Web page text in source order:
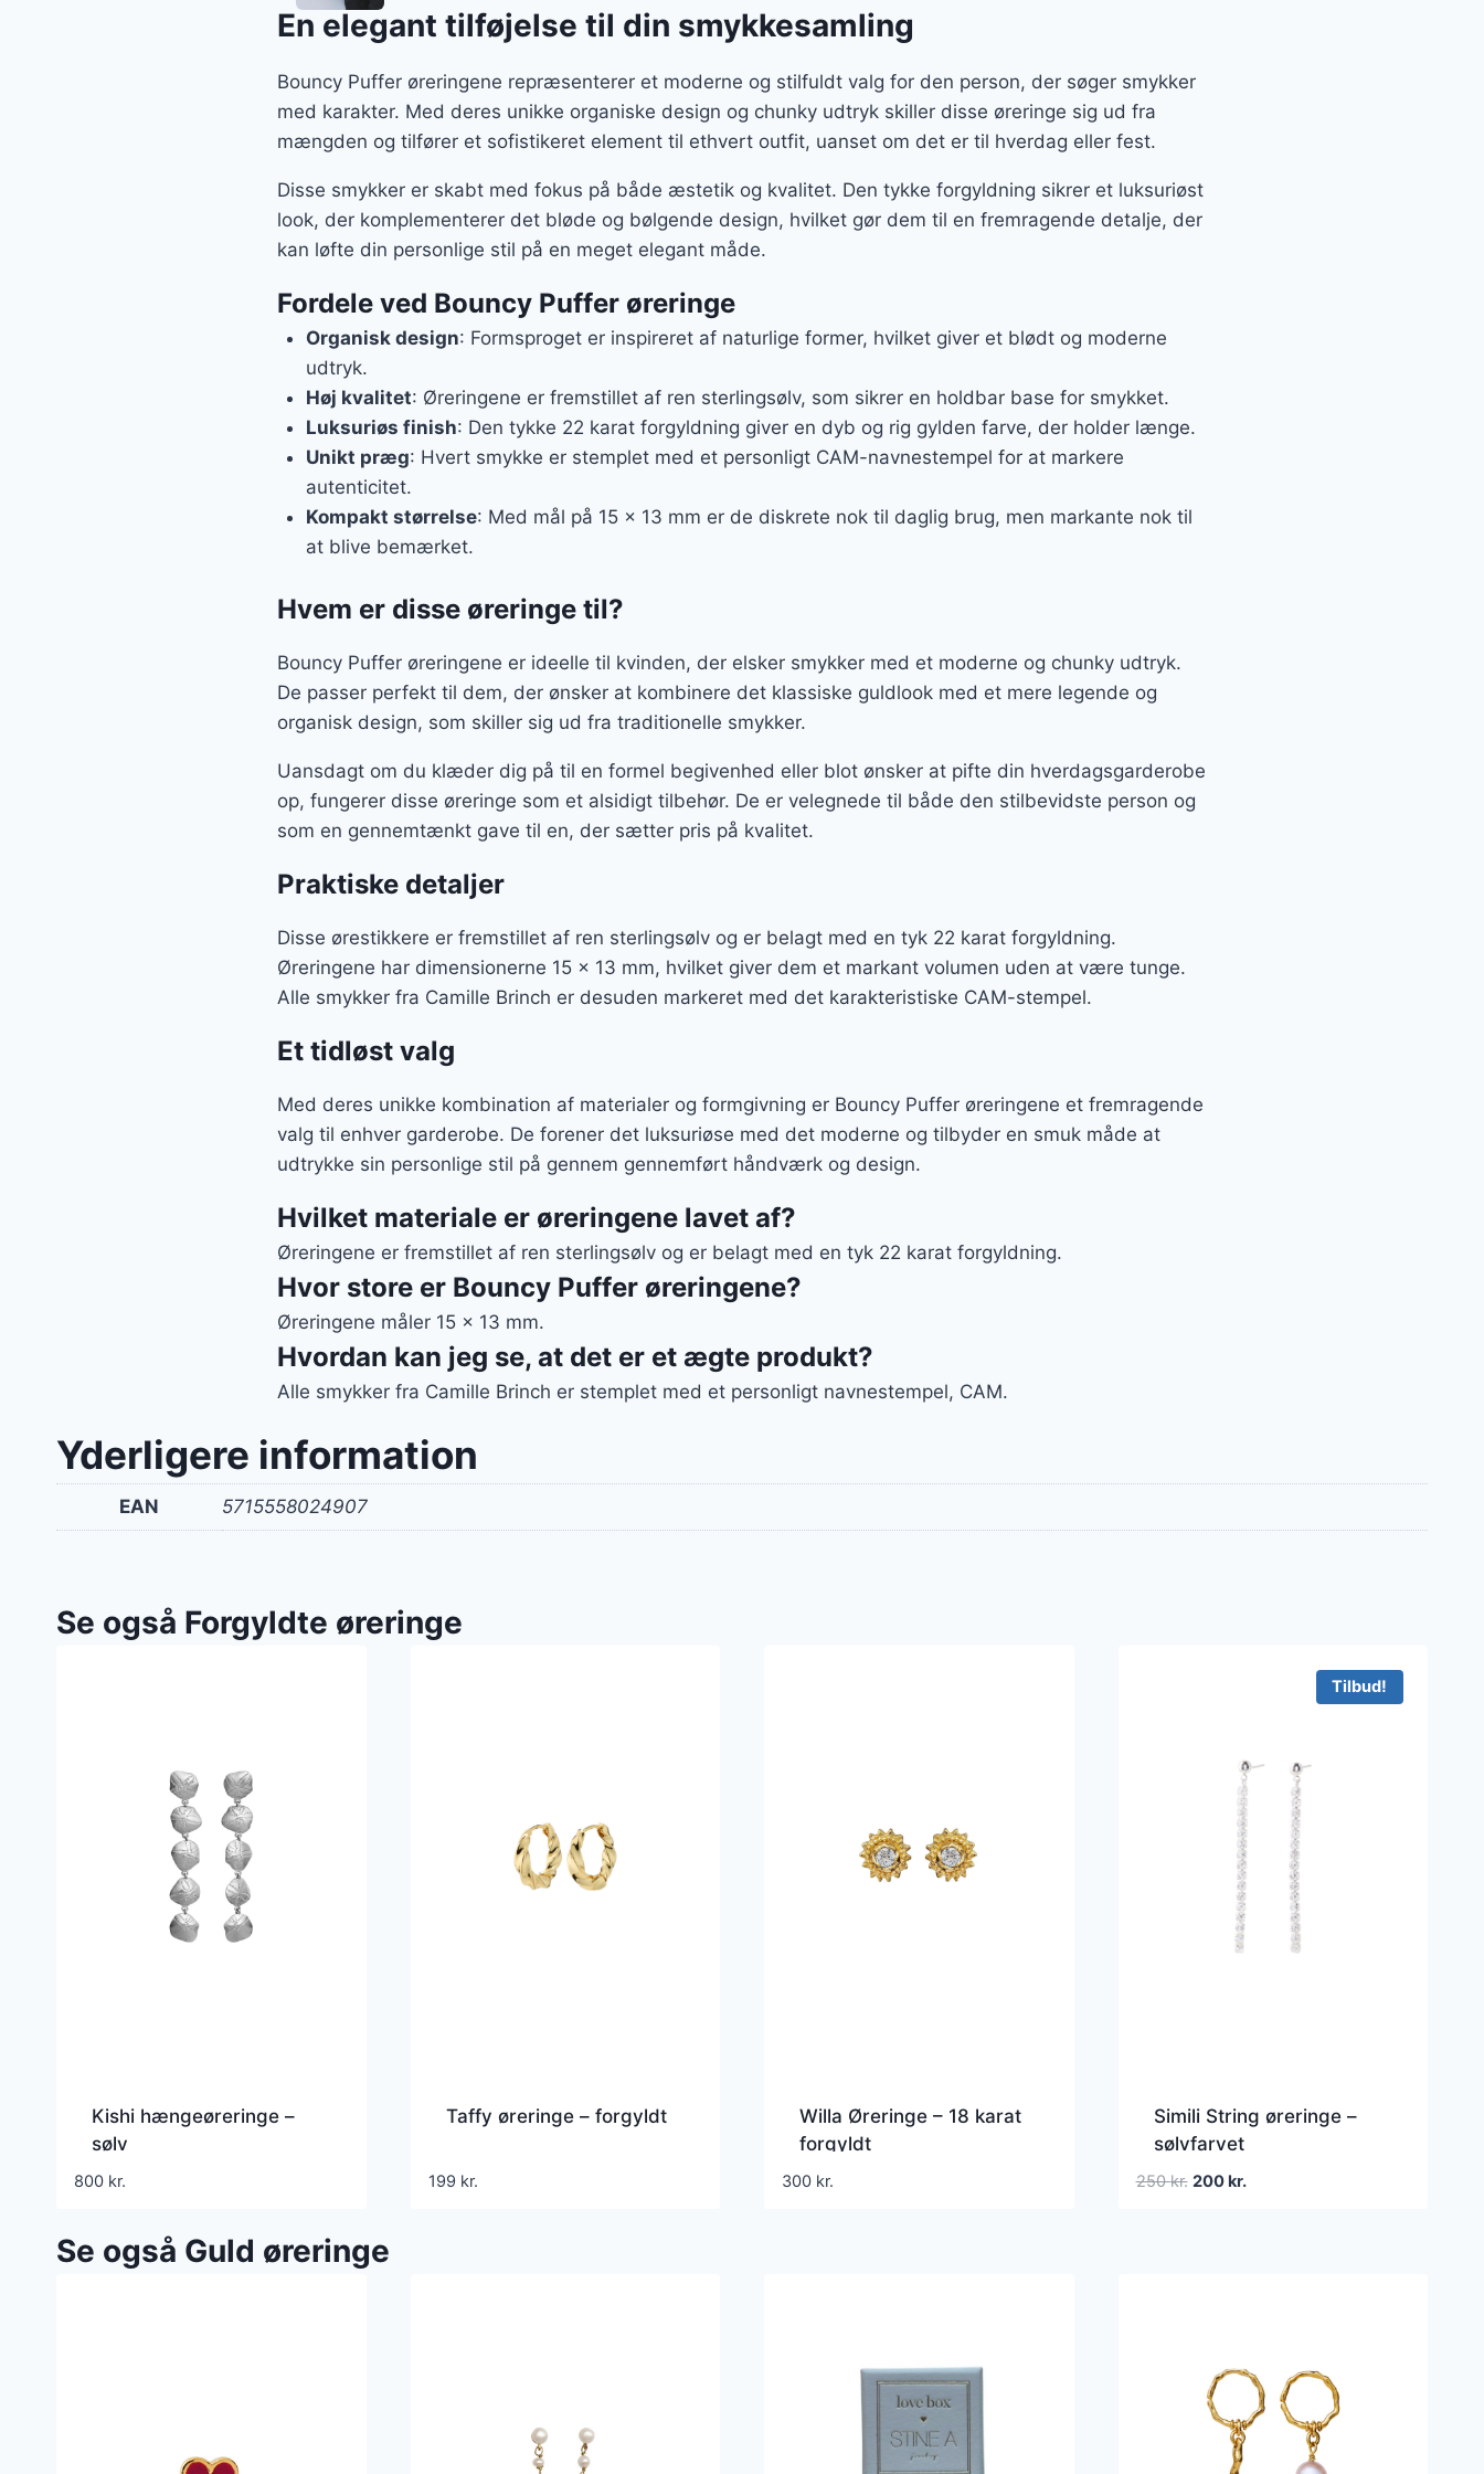
En elegant tilføjelse til din smykkesamling
Bouncy Puffer øreringene repræsenterer et moderne og stilfuldt valg for den person, der søger smykker
med karakter. Med deres unikke organiske design og chunky udtryk skiller disse øreringe sig ud fra
mængden og tilfører et sofistikeret element til ethvert outfit, uanset om det er til hverdag eller fest.
Disse smykker er skabt med fokus på både æstetik og kvalitet. Den tykke forgyldning sikrer et luksuriøst
look, der komplementerer det bløde og bølgende design, hvilket gør dem til en fremragende detalje, der
kan løfte din personlige stil på en meget elegant måde.
Fordele ved Bouncy Puffer øreringe
Organisk design: Formsproget er inspireret af naturlige former, hvilket giver et blødt og moderne
udtryk.
Høj kvalitet: Øreringene er fremstillet af ren sterlingsølv, som sikrer en holdbar base for smykket.
Luksuriøs finish: Den tykke 22 karat forgyldning giver en dyb og rig gylden farve, der holder længe.
Unikt præg: Hvert smykke er stemplet med et personligt CAM-navnestempel for at markere
autenticitet.
Kompakt størrelse: Med mål på 15 x 13 mm er de diskrete nok til daglig brug, men markante nok til
at blive bemærket.
Hvem er disse øreringe til?
Bouncy Puffer øreringene er ideelle til kvinden, der elsker smykker med et moderne og chunky udtryk.
De passer perfekt til dem, der ønsker at kombinere det klassiske guldlook med et mere legende og
organisk design, som skiller sig ud fra traditionelle smykker.
Uansdagt om du klæder dig på til en formel begivenhed eller blot ønsker at pifte din hverdagsgarderobe
op, fungerer disse øreringe som et alsidigt tilbehør. De er velegnede til både den stilbevidste person og
som en gennemtænkt gave til en, der sætter pris på kvalitet.
Praktiske detaljer
Disse ørestikkere er fremstillet af ren sterlingsølv og er belagt med en tyk 22 karat forgyldning.
Øreringene har dimensionerne 15 x 13 mm, hvilket giver dem et markant volumen uden at være tunge.
Alle smykker fra Camille Brinch er desuden markeret med det karakteristiske CAM-stempel.
Et tidløst valg
Med deres unikke kombination af materialer og formgivning er Bouncy Puffer øreringene et fremragende
valg til enhver garderobe. De forener det luksuriøse med det moderne og tilbyder en smuk måde at
udtrykke sin personlige stil på gennem gennemført håndværk og design.
Hvilket materiale er øreringene lavet af?
Øreringene er fremstillet af ren sterlingsølv og er belagt med en tyk 22 karat forgyldning.
Hvor store er Bouncy Puffer øreringene?
Øreringene måler 15 x 13 mm.
Hvordan kan jeg se, at det er et ægte produkt?
Alle smykker fra Camille Brinch er stemplet med et personligt navnestempel, CAM.
Yderligere information
EAN 5715558024907
Se også Forgyldte øreringe
Kishi hængeøreringe –
sølv
800 kr.
Taffy øreringe – forgyldt
199 kr.
Willa Øreringe – 18 karat
forgyldt
300 kr.
Tilbud!
Simili String øreringe –
sølvfarvet
250kr. Den
200kr.Den
Se også Guld øreringe